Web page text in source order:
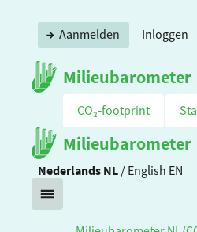
Milieubarometer
Aanmelden Inloggen
CO₂‑footprint
Milieubarometer
Nederlands NL / English EN